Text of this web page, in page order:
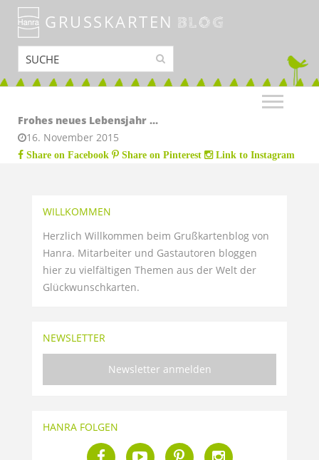
GRUSSKARTEN BLOG
Frohes neues Lebensjahr …
16. November 2015
Share on Facebook Share on Pinterest Link to Instagram
WILLKOMMEN
Herzlich Willkommen beim Grußkartenblog von
Hanra. Mitarbeiter und Gastautoren bloggen
hier zu vielfältigen Themen aus der Welt der
Glückwunschkarten.
NEWSLETTER
Newsletter anmelden
HANRA FOLGEN